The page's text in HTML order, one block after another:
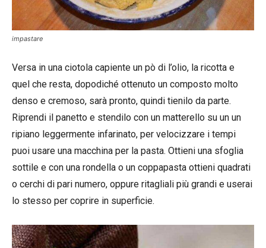
impastare
Versa in una ciotola capiente un pò di l’olio, la ricotta e
quel che resta, dopodiché ottenuto un composto molto
denso e cremoso, sarà pronto, quindi tienilo da parte.
Riprendi il panetto e stendilo con un matterello su un un
ripiano leggermente infarinato, per velocizzare i tempi
puoi usare una macchina per la pasta. Ottieni una sfoglia
sottile e con una rondella o un coppapasta ottieni quadrati
o cerchi di pari numero, oppure ritagliali più grandi e userai
lo stesso per coprire in superficie.